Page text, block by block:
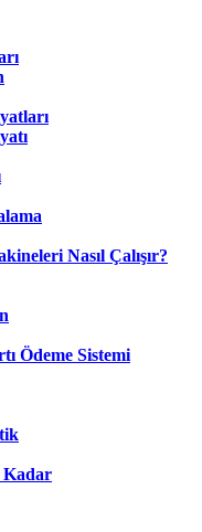
Nasıl Çalışır?
Ödeme Sistemi
Kadar